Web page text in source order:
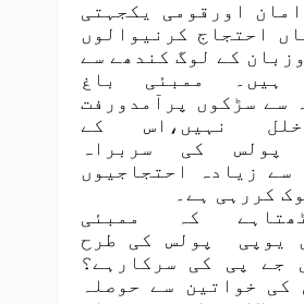
اورقومی یکجہتی
احتجاج کرنیوالوں
کے لوگ کندھے سے
ہیں۔ ممبئی باغ
سے سڑکوں پرآمدورفت
نہیں،اس کے
پولس کی سربراہ
سے زیادہ احتجاجیوں
کررہی ہے۔
کہ ممبئی
یوپی پولس کی طرح
جے پی کی سرکارہے؟
کی خواتین سے حوصلہ